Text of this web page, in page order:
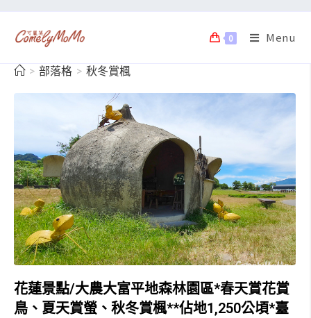
0 Menu
> 部落格 > 秋冬賞楓
花蓮景點/大農大富平地森林園區*春天賞花賞
鳥、夏天賞螢、秋冬賞楓**佔地1,250公頃*臺